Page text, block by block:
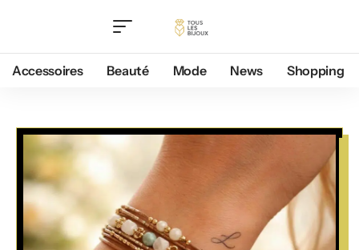
Accessoires Beauté Mode News Shopping